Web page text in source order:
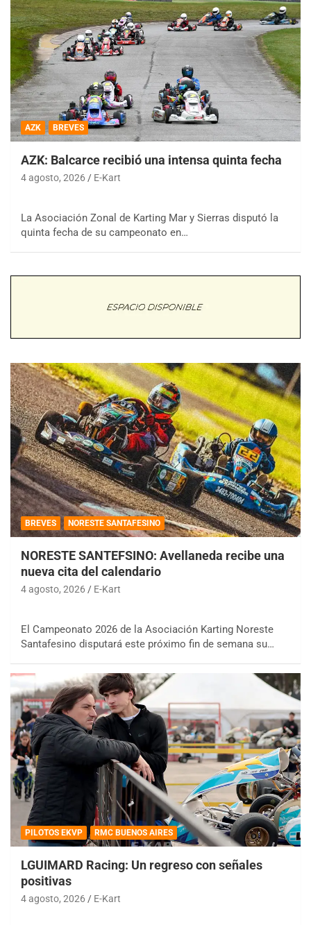
AZK BREVES
AZK: Balcarce recibió una intensa quinta fecha
4 agosto, 2026 E-Kart
La Asociación Zonal de Karting Mar y Sierras disputó la
quinta fecha de su campeonato en…
BREVES NORESTE SANTAFESINO
NORESTE SANTEFSINO: Avellaneda recibe una
nueva cita del calendario
4 agosto, 2026 E-Kart
El Campeonato 2026 de la Asociación Karting Noreste
Santafesino disputará este próximo fin de semana su…
PILOTOS EKVP RMC BUENOS AIRES
LGUIMARD Racing: Un regreso con señales
positivas
4 agosto, 2026 E-Kart